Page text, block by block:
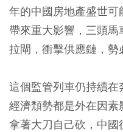
年的中國房地產盛世
帶來重大影響，三頭
拉閘，衝擊供應鏈，勢
這個監管列車仍持續
經濟頹勢都是外在因素
拿著大刀自己砍，中